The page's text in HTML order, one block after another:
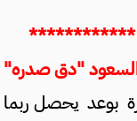
************
السعود "دق صدره"
بوعد يحصل